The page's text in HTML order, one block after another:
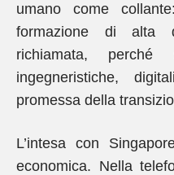
umano come
formazione di alta
richiamata,
ingegneristiche,
promessa della
L’intesa con
economica. Nella